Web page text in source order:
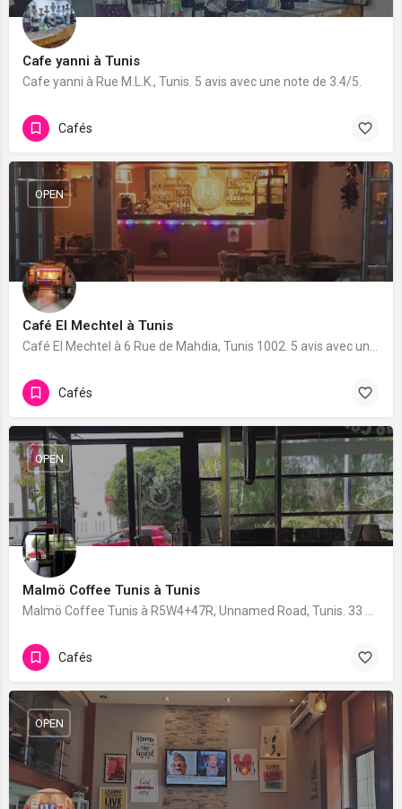
Cafe yanni à Tunis
Cafe yanni à Rue M.L.K., Tunis. 5 avis avec une note de 3.4/5.
Cafés
Café El Mechtel à Tunis
OPEN
Cafés
Malmö Coffee Tunis à Tunis
OPEN
Cafés
OPEN